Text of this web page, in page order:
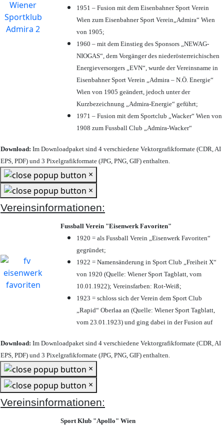
1951 – Fusion mit dem Eisenbahner Sport Verein
Wien zum Eisenbahner Sport Verein„Admira“ Wien
von 1905;
1960 – mit dem Einstieg des Sponsors „NEWAG-
NIOGAS“, dem Vorgänger des niederösterreichischen
Energieversorgers „EVN“, wurde der Vereinsname in
Eisenbahner Sport Verein „Admira – N.Ö. Energie“
Wien von 1905 geändert, jedoch unter der
Kurzbezeichnung „Admira-Energie“ geführt;
1971 – Fusion mit dem Sportclub „Wacker“ Wien von
1908 zum Fussball Club „Admira-Wacker“
Download: Im Downloadpaket sind 4 verschiedene Vektorgrafikformate (CDR, AI
EPS, PDF) und 3 Pixelgrafikformate (JPG, PNG, GIF) enthalten.
×
×
Vereinsinformationen:
Fussball Verein "Eisenwerk Favoriten"
1920 = als Fussball Verein „Eisenwerk Favoriten“
gegründet;
1922 = Namensänderung in Sport Club „Freiheit X“
von 1920 (Quelle: Wiener Sport Tagblatt, vom
10.01.1922); Vereinsfarben: Rot-Weiß;
1923 = schloss sich der Verein dem Sport Club
„Rapid“ Oberlaa an (Quelle: Wiener Sport Tagblatt,
vom 23.01.1923) und ging dabei in der Fusion auf
Download: Im Downloadpaket sind 4 verschiedene Vektorgrafikformate (CDR, AI
EPS, PDF) und 3 Pixelgrafikformate (JPG, PNG, GIF) enthalten.
×
×
Vereinsinformationen:
Sport Klub "Apollo" Wien